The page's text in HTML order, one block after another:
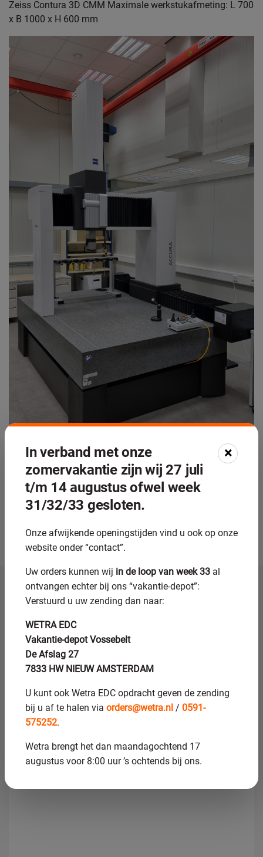
Zeiss Contura 3D CMM Maximale werkstukafmeting: L 700
x B 1000 x H 600 mm
U kunt bij “Alle diensten” onze machinelijst als PDF
downloaden.
Ook interessant om te lezen
Wat is de minimale afname voor rondslijpen?
In verband met onze
zomervakantie zijn wij 27 juli
t/m 14 augustus ofwel week
31/32/33 gesloten.
×
Onze afwijkende openingstijden vind u ook op onze
website onder “contact”.
Uw orders kunnen wij in de loop van week 33 al
ontvangen echter bij ons “vakantie-depot”:
Verstuurd u uw zending dan naar:
WETRA EDC
Vakantie-depot Vossebelt
De Afslag 27
7833 HW NIEUW AMSTERDAM
U kunt ook Wetra EDC opdracht geven de zending
bij u af te halen via orders@wetra.nl / 0591-
575252.
Wetra brengt het dan maandagochtend 17
augustus voor 8:00 uur ’s ochtends bij ons.